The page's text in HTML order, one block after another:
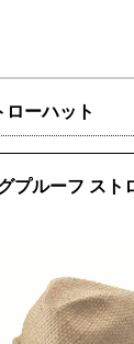
ーハット
プルーフ スト